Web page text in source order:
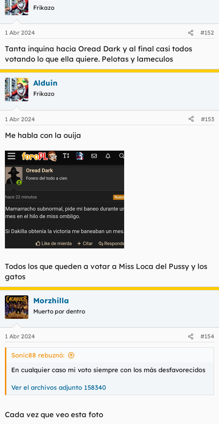
c
i
e
:
Frikazo
1 Abr 2024 #152
Tanta inquina hacia Oread Dark y al final casi todos
votando lo que ella quiere. Pelotas y lameculos
Alduin
Frikazo
1 Abr 2024 #153
Me habla con la ouija
Todos los que queden a votar a Miss Loca del Pussy y los
gatos
Morzhilla
Muerto por dentro
1 Abr 2024 #154
Sonic88 rebuznó:
En cualquier caso mi voto siempre con los más desfavorecidos
Ver el archivos adjunto 158340
Cada vez que veo esta foto